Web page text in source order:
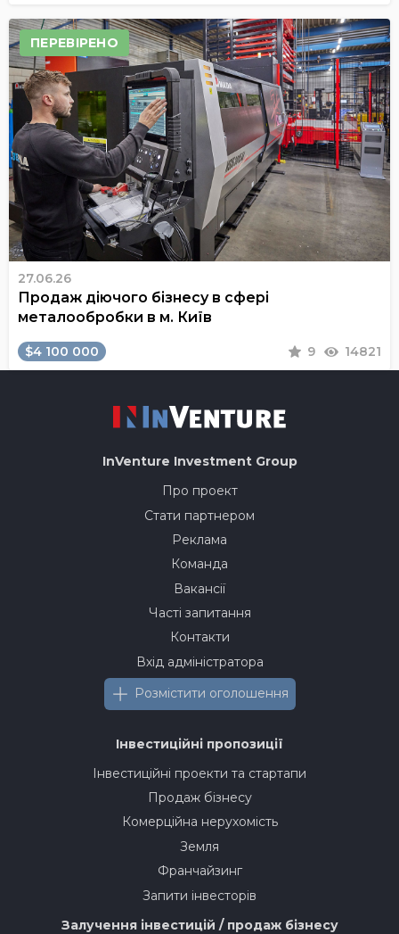
ПЕРЕВІРЕНО
27.06.26
Продаж діючого бізнесу в сфері
металообробки в м. Київ
$4 100 000 9 14821
InVenture Investment Group
Про проект
Стати партнером
Реклама
Команда
Вакансії
Часті запитання
Контакти
Вхід адміністратора
Розмістити оголошення
Інвестиційні пропозиції
Інвестиційні проекти та стартапи
Продаж бізнесу
Комерційна нерухомість
Земля
Франчайзинг
Запити інвесторів
Залучення інвестицій / продаж бізнесу